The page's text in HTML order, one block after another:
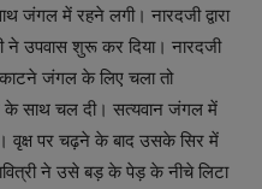
जंगल में रहने लगी। नारदजी द्वारा
ने उपवास शुरू कर दिया। नारदजी
काटने जंगल के लिए चला तो
के साथ चल दी। सत्यवान जंगल में
वृक्ष पर चढ़ने के बाद उसके सिर में
ने उसे बड़ के पेड़ के नीचे लिटा